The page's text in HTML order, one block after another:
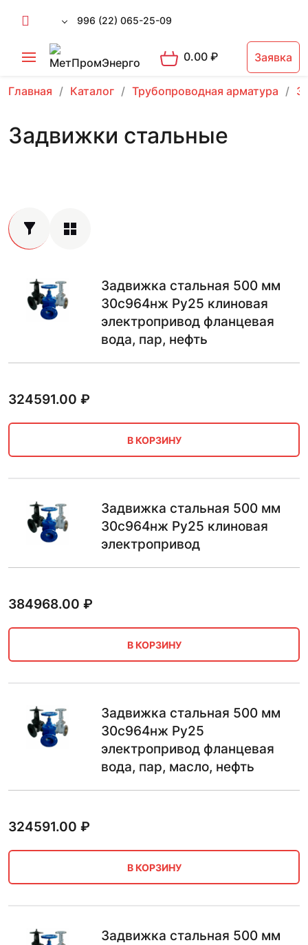
996 (22) 065-25-09
0.00₽ Заявка
Главная Каталог Трубопроводная арматура
Задвижки стальные
Задвижка стальная 500 мм
30с964нж Ру25 клиновая
электропривод фланцевая
вода, пар, нефть
324591.00 ₽
В КОРЗИНУ
Задвижка стальная 500 мм
30с964нж Ру25 клиновая
электропривод
384968.00 ₽
В КОРЗИНУ
Задвижка стальная 500 мм
30с964нж Ру25
электропривод фланцевая
вода, пар, масло, нефть
324591.00 ₽
В КОРЗИНУ
Задвижка стальная 500 мм